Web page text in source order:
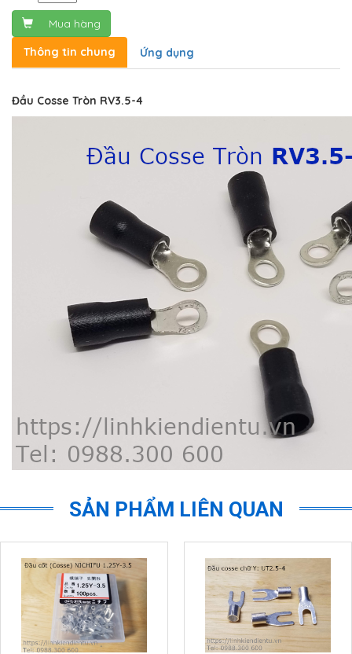
Mua hàng
Thông tin chung
Ứng dụng
Đầu Cosse Tròn RV3.5-4
SẢN PHẨM LIÊN QUAN